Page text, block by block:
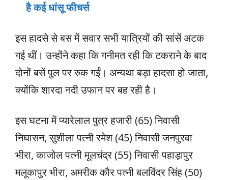
है कई धांसू फीचर्स
इस हादसे से बस में सवार सभी यात्रियों की सांसें अटक
गई थीं। उन्होंने कहा कि गनीमत रही कि टकराने के बाद
दोनों बसें पुल पर रुक गईं। अन्यथा बड़ा हादसा हो जाता,
क्योंकि शारदा नदी उफान पर बह रही है।
इस घटना में प्यारेलाल पुत्र हजारी (65) निवासी
निघासन, सुशीला पत्नी रमेश (45) निवासी जनपुरवा
भीरा, काजोल पत्नी मूलचंद्र (55) निवासी पहाड़ापुर
मलूकापुर भीरा, अमरीक कौर पत्नी बलविंदर सिंह (50)